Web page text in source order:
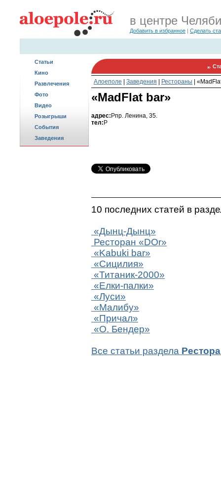
в центре
Добавить в избранное | Сделать
Статьи
Кино
Развлечения
Фото
Видео
Розыгрыши
События
Заведения
Алоеполе Заведения Рестораны
«MadFlat bar»
адрес: Pпр. Ленина, 35.
тел: P
10 последних статей в
«Дынц-Дынц»
Ресторан «DOr»
«Kabuki bar»
«Сицилия»
«Титаник-2000»
«Елки-палки»
«Луси»
«Малибу»
«Причал»
«О. Бендер»
Все статьи раздела